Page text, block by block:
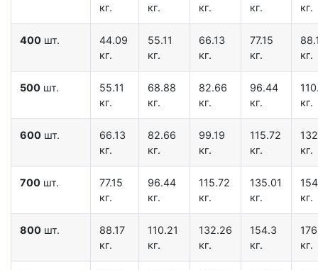
кг.
кг.
кг.
кг.
кг.
400 шт.
44.09
кг.
55.11
кг.
66.13
кг.
77.15
кг.
кг.
500 шт.
55.11
кг.
68.88
кг.
82.66
кг.
96.44
кг.
кг.
600 шт.
66.13
кг.
82.66
кг.
99.19
кг.
115.72
кг.
кг.
700 шт.
77.15
кг.
96.44
кг.
115.72
кг.
135.01
кг.
кг.
800 шт.
88.17
кг.
110.21
кг.
132.26
кг.
154.3
кг.
кг.